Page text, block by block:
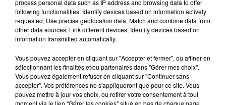
PIERRE DE MAERE
Je Pense A Vous
ALEX WARREN
Ordinary
process personal data such as IP address and browsing data to offer
following functionalities: Identify devices based on information actively
requested; Use precise geolocation data; Match and combine data from
other data sources; Link different devices; Identify devices based on
information transmitted automatically.
Vous pouvez accepter en cliquant sur "Accepter et fermer", ou affiner en
sélectionnant les finalités et/ou partenaires dans "Gérer mes choix".
Vous pouvez également refuser en cliquant sur "Continuer sans
accepter". Vos préférences ne s'appliqueront que pour ce site. Vous
pouvez mettre à jour vos choix, ou retirer votre consentement à tout
moment via le lien "Gérer les cookies" situé en bas de chaque page.